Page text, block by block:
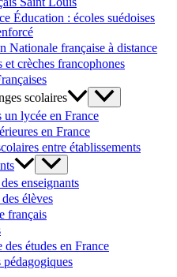
Éducation : écoles suédoises
Nationale française à distance
et crèches francophones
scolaires
un lycée en France
en France
entre établissements
enseignants
élèves
français
des études en France
pédagogiques